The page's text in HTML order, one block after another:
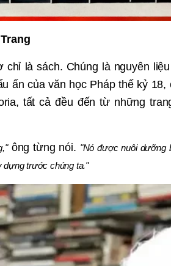
chỉ là sách. Chúng là nguyên
ấn của văn học Pháp thế kỷ 18,
tất cả đều đến từ những
ông từng nói. "Nó được nuôi dưỡng
dựng trước chúng ta."